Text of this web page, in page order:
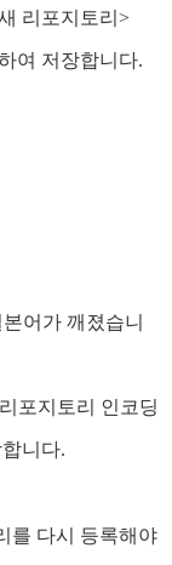
리포지토리>
여 저장합니다.
어가 깨졌습니
포지토리 인코딩
니다.
를 다시 등록해야